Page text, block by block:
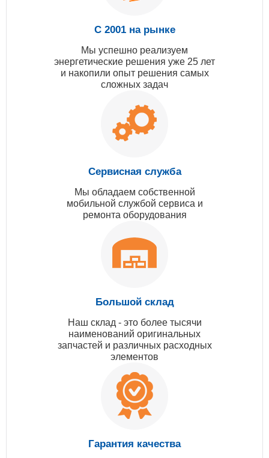
С 2001 на рынке
Мы успешно реализуем
энергетические решения уже 25 лет
и накопили опыт решения самых
сложных задач
Сервисная служба
Мы обладаем собственной
мобильной службой сервиса и
ремонта оборудования
Большой склад
Наш склад - это более тысячи
наименований оригинальных
запчастей и различных расходных
элементов
Гарантия качества